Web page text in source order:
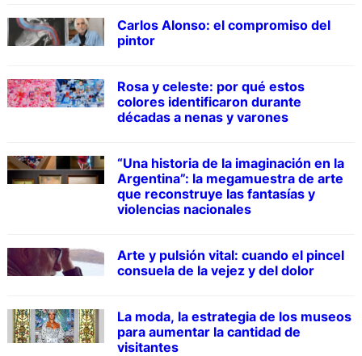
Carlos Alonso: el compromiso del
pintor
Rosa y celeste: por qué estos
colores identificaron durante
décadas a nenas y varones
“Una historia de la imaginación en la
Argentina”: la megamuestra de arte
que reconstruye las fantasías y
violencias nacionales
Arte y pulsión vital: cuando el pincel
consuela de la vejez y del dolor
La moda, la estrategia de los museos
para aumentar la cantidad de
visitantes